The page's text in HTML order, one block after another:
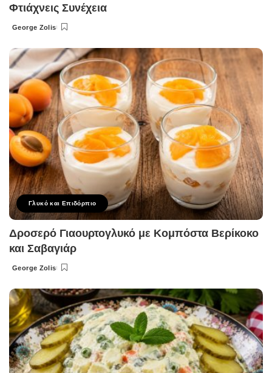
Φτιάχνεις Συνέχεια
Posted
George Zolis
Γλυκό και Επιδόρπιο
Δροσερό Γιαουρτογλυκό με Κομπόστα Βερίκοκο
και Σαβαγιάρ
Posted
George Zolis